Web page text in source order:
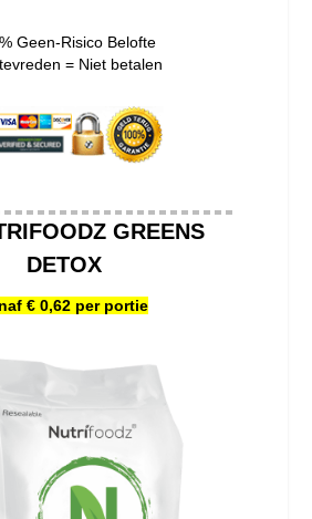
Geen-Risico Belofte
= Niet betalen
GREENS
DETOX
€ 0,62 per portie